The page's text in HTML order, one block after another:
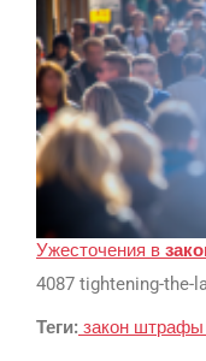
Ужесточения в
4087 tightening-the-
Теги: закон штрафы
Реклама и продвижение
AI Automation
Разработка сайтов
CMS 1C-Bitrix
CRM Bitrix24
Цифра и офсет
Широкий формат
Сувениры и подарки
Регистрация